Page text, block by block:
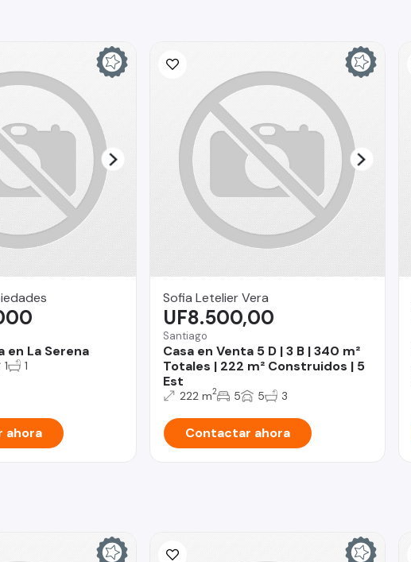
en La Serena
1 1
ahora
Sofia Letelier Vera
Santiago
Casa en Venta 5 D | 3 B | 340 m²
Totales | 222 m² Construidos | 5
Est
UF8.500,00
222 m2 5 5 3
Contactar ahora